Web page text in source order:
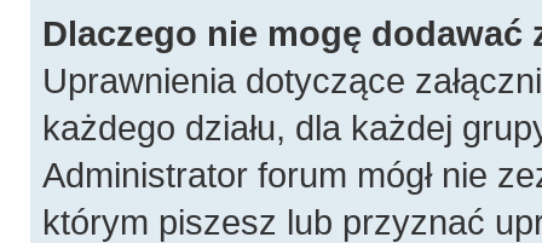
Dlaczego nie mogę dodawać
Uprawnienia dotyczące
każdego działu, dla każdej
Administrator forum mógł nie
którym piszesz lub przyznać